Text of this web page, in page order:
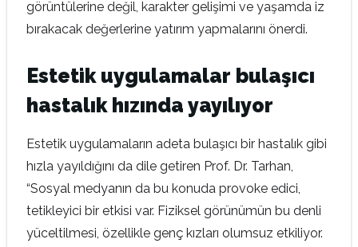
görüntülerine değil, karakter gelişimi ve yaşamda iz
bırakacak değerlerine yatırım yapmalarını önerdi.
Estetik uygulamalar bulaşıcı
hastalık hızında yayılıyor
Estetik uygulamaların adeta bulaşıcı bir hastalık gibi
hızla yayıldığını da dile getiren Prof. Dr. Tarhan,
“Sosyal medyanın da bu konuda provoke edici,
tetikleyici bir etkisi var. Fiziksel görünümün bu denli
yüceltilmesi, özellikle genç kızları olumsuz etkiliyor.